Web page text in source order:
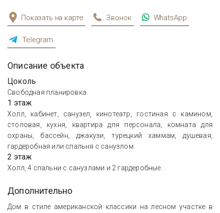
Показать на карте Звонок WhatsApp
Telegram
Описание объекта
Цоколь
Свободная планировка.
1 этаж
Холл, кабинет, санузел, кинотеатр, гостиная с камином,
столовая, кухня, квартира для персонала, комната для
охраны, бассейн, джакузи, турецкий хаммам, душевая,
гардеробная или спальня с санузлом.
2 этаж
Холл, 4 спальни с санузлами и 2 гардеробные.
Дополнительно
Дом в стиле американской классики на лесном участке в